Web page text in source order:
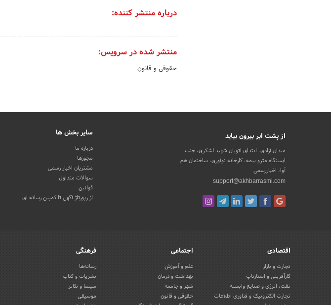
درباره منتشر کننده:
منتشر شده در سرویس:
حقوقی و قانون
از پشت ابر بیرون بیاید
میدان آزادی، ابتدای اتوبان شهید لشکری، جنب
ایستگاه مترو بیمه، کارخانه نوآوری، ساختمان هم
آوا، اخباررسمی
support@akhbarrasmi.com
سایر بخش ها
درباره ما
مجوزها
مشتریان اخبار رسمی
سوالات متداول
قوانین
از رپورتاژ آگهی تا کمپین رسانه ای
اقتصادی
تجارت و بازار
کارآفرینی و استارتاپ
نفت، انرژی و صنایع وابسته
تجارت الکترونیک و فناوری اطلاعات
اجتماعی
علم و آموزش
بهداشت و درمان
شهر و جامعه
حقوقی و قانون
فرهنگی
رسانه‌ها
نشریات و کتاب
سینما و تئاتر
موسیقی